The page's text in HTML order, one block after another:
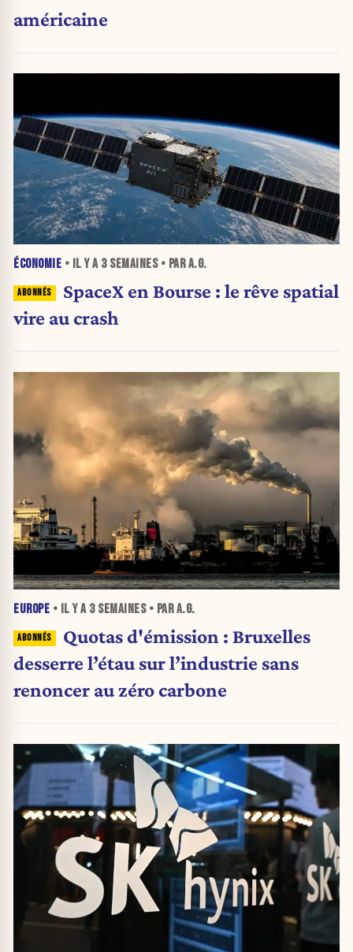
américaine
ÉCONOMIE • IL Y A 3 SEMAINES• PAR A.G.
SpaceX en Bourse : le rêve spatial
vire au crash
EUROPE • IL Y A 3 SEMAINES• PAR A.G.
Quotas d'émission : Bruxelles
desserre l’étau sur l’industrie sans
renoncer au zéro carbone